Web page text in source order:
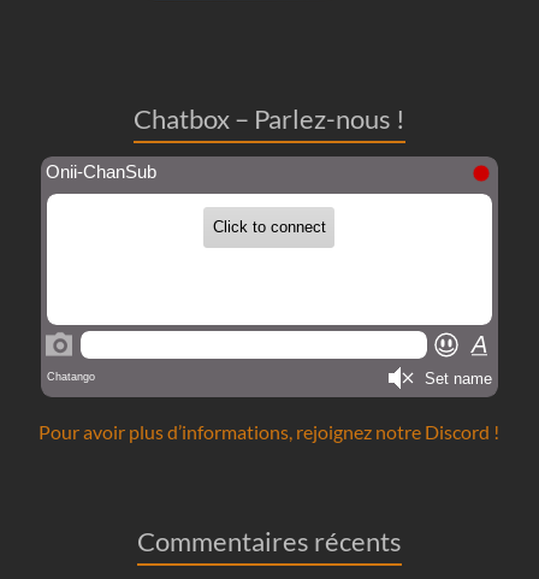
Chatbox – Parlez-nous !
Pour avoir plus d’informations, rejoignez notre Discord !
Commentaires récents